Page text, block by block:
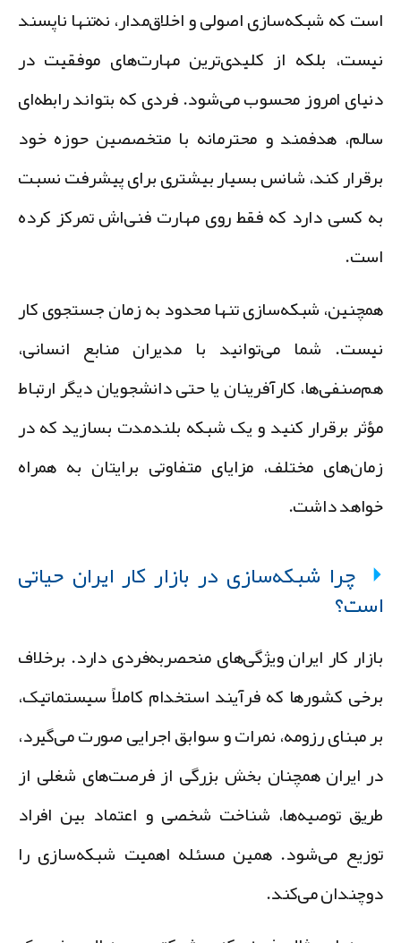
که شبکه‌سازی اصولی و اخلاق‌مدار، نه‌تنها ناپسند
بلکه از کلیدی‌ترین مهارت‌های موفقیت در
امروز محسوب می‌شود. فردی که بتواند رابطه‌ای
هدفمند و محترمانه با متخصصین حوزه خود
کند، شانس بسیار بیشتری برای پیشرفت نسبت
کسی دارد که فقط روی مهارت فنی‌اش تمرکز کرده
شبکه‌سازی تنها محدود به زمان جستجوی کار
شما می‌توانید با مدیران منابع انسانی،
کارآفرینان یا حتی دانشجویان دیگر ارتباط
برقرار کنید و یک شبکه بلندمدت بسازید که در
مختلف، مزایای متفاوتی برایتان به همراه
داشت.
چرا شبکه‌سازی در بازار کار ایران حیاتی
کار ایران ویژگی‌های منحصربه‌فردی دارد. برخلاف
کشورها که فرآیند استخدام کاملاً سیستماتیک،
مبنای رزومه، نمرات و سوابق اجرایی صورت می‌گیرد،
ایران همچنان بخش بزرگی از فرصت‌های شغلی از
توصیه‌ها، شناخت شخصی و اعتماد بین افراد
می‌شود. همین مسئله اهمیت شبکه‌سازی را
می‌کند.